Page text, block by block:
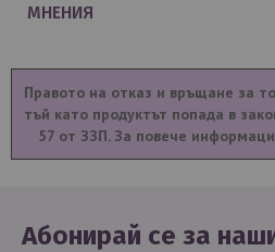
МНЕНИЯ
Правото на отказ и връщане за
тъй като продуктът попада в
57 от ЗЗП. За повече
Абонирай се за